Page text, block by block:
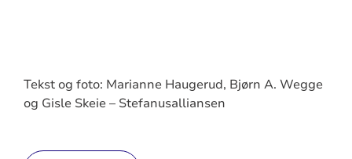
Tekst og foto: Marianne Haugerud, Bjørn A. Wegge
og Gisle Skeie – Stefanusalliansen